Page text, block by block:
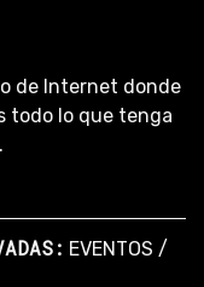
de Internet donde
todo lo que tenga
EVENTOS /